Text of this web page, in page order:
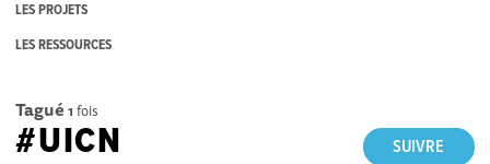
LES PROJETS
LES RESSOURCES
Tagué 1 fois
SUIVRE
#UICN